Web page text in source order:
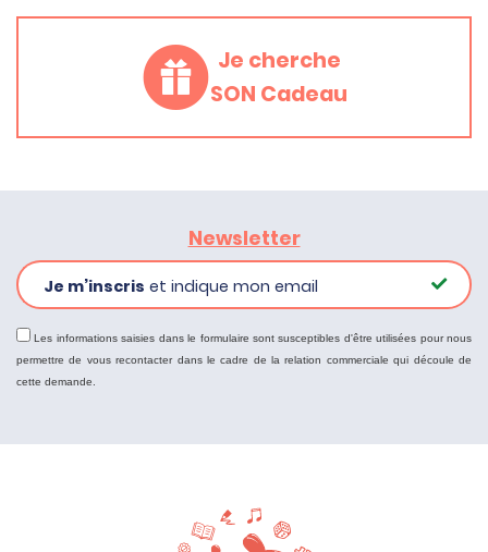
Je cherche
SON Cadeau
Newsletter
Je m’inscris et indique mon email
Les informations saisies dans le formulaire sont susceptibles d'être utilisées pour nous
permettre de vous recontacter dans le cadre de la relation commerciale qui découle de
cette demande.